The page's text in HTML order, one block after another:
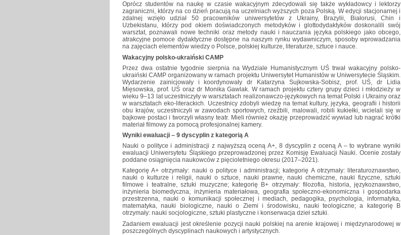
Oprócz studentów na naukę w czasie wakacyjnym zdecydowali się także wykładowcy i lektorzy
zagraniczni, którzy na co dzień pracują na uczelniach wyższych poza Polską. W edycji stacjonarnej i
zdalnej wzięło udział 50 pracowników uniwersytetów z Ukrainy, Brazylii, Białorusi, Chin i
Uzbekistanu, którzy pod okiem doświadczonych metodyków i glottodydaktyków doskonalili swój
warsztat, poznawali nowe techniki oraz metody nauki i nauczania języka polskiego jako obcego,
atrakcyjne pomoce dydaktyczne dostępne na naszym rynku wydawniczym, sposoby wprowadzania
na zajęciach elementów wiedzy o Polsce, polskiej kulturze, literaturze, sztuce i nauce.
Wakacyjny polsko-ukraiński CAMP
Przez dwa ostatnie tygodnie sierpnia na Wydziale Humanistycznym UŚ trwał wakacyjny polsko-
ukraiński CAMP organizowany w ramach projektu Uniwersytet Humanistów w Uniwersytecie Śląskim.
Wydarzenie zainicjowały i koordynowały dr Katarzyna Sujkowska-Sobisz, prof. UŚ, dr Lidia
Mięsowska, prof. UŚ oraz dr Monika Gawlak. W ramach projektu cztery grupy dzieci i młodzieży w
wieku 9–13 lat uczestniczyły w warsztatach realizonawczo-językowych na temat Polski i Ukrainy oraz
w warsztatach eko-literackich. Uczestnicy zdobyli wiedzę na temat kultury, języka, geografii i historii
obu krajów, uczestniczyli w zawodach sportowych, rzeźbili, malowali, robili kukiełki, wcielali się w
bajkowe postaci i tworzyli własny teatr. Mieli również okazję przeprowadzić wywiad lub nagrać krótki
materiał filmowy za pomocą profesjonalnej kamery.
Wyniki ewaluacji – 9 dyscyplin z kategorią A
Nauki o polityce i administracji z najwyższą oceną A+, 8 dyscyplin z oceną A – to wybrane wyniki
ewaluacji Uniwersytetu Śląskiego przeprowadzonej przez Komisję Ewaluacji Nauki. Ocenie zostały
poddane osiągnięcia naukowców z pięcioletniego okresu (2017–2021).
Kategorię A+ otrzymały: nauki o polityce i administracji; kategorię A otrzymały: literaturoznawstwo,
nauki o kulturze i religii, nauki o sztuce, nauki prawne, nauki chemiczne, nauki fizyczne, sztuki
filmowe i teatralne, sztuki muzyczne; kategorię B+ otrzymały: filozofia, historia, językoznawstwo,
inżynieria biomedyczna, inżynieria materiałowa, geografia społeczno-ekonomiczna i gospodarka
przestrzenna, nauki o komunikacji społecznej i mediach, pedagogika, psychologia, informatyka,
matematyka, nauki biologiczne, nauki o Ziemi i środowisku, nauki teologiczne; a kategorię B
otrzymały: nauki socjologiczne, sztuki plastyczne i konserwacja dzieł sztuki.
Zadaniem ewaluacji jest określenie pozycji nauki polskiej na arenie krajowej i międzynarodowej w
poszczególnych dyscyplinach naukowych i artystycznych.